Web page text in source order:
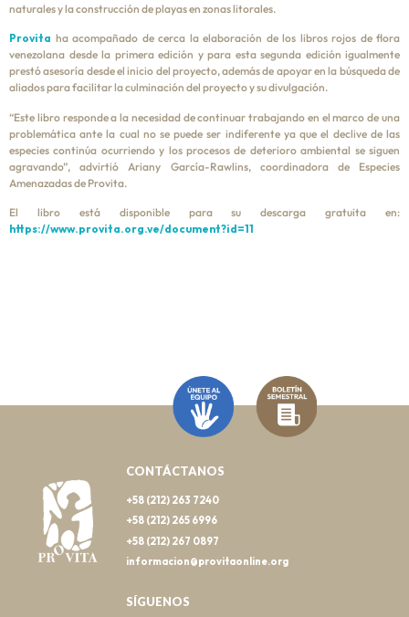
naturales y la construcción de playas en zonas litorales.
Provita ha acompañado de cerca la elaboración de los libros rojos de flora
venezolana desde la primera edición y para esta segunda edición igualmente
prestó asesoría desde el inicio del proyecto, además de apoyar en la búsqueda de
aliados para facilitar la culminación del proyecto y su divulgación.
“Este libro responde a la necesidad de continuar trabajando en el marco de una
problemática ante la cual no se puede ser indiferente ya que el declive de las
especies continúa ocurriendo y los procesos de deterioro ambiental se siguen
agravando”, advirtió Ariany García-Rawlins, coordinadora de Especies
Amenazadas de Provita.
El libro está disponible para su descarga gratuita en:
https://www.provita.org.ve/document?id=11
CONTÁCTANOS
+58 (212) 263 7240
+58 (212) 265 6996
+58 (212) 267 0897
informacion@provitaonline.org
SÍGUENOS